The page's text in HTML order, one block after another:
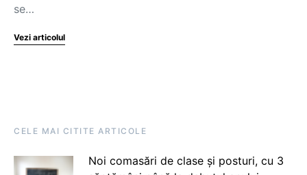
se…
Vezi articolul
CELE MAI CITITE ARTICOLE
Noi comasări de clase și posturi, cu 3